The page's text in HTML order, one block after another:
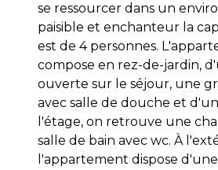
se ressourcer dans un
paisible et enchanteur la
est de 4 personnes.
compose en rez-de-jardin,
ouverte sur le séjour, une
avec salle de douche et
l'étage, on retrouve une
salle de bain avec wc. À
l'appartement dispose